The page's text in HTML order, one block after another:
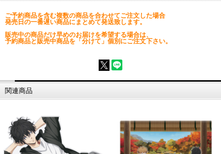
ご予約商品を含む複数の商品を合わせてご注文した場合
発売日の一番遅い商品にまとめて発送致します。
販売中の商品だけ早めのお届けを希望する場合は、
予約商品と販売中商品を「分けて」個別にご注文下さい。
関連商品